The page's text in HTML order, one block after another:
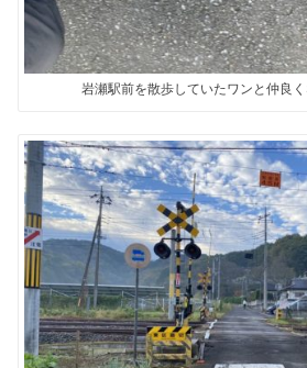
岩瀬駅前を散歩していたワンと仲良く